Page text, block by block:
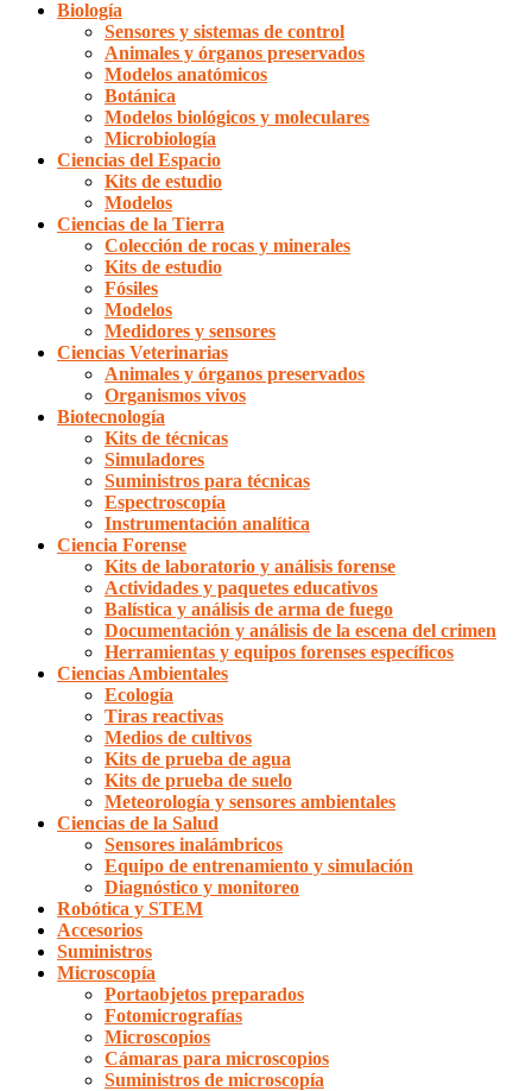
Biología
Sensores y sistemas de control
Animales y órganos preservados
Modelos anatómicos
Botánica
Modelos biológicos y moleculares
Microbiología
Ciencias del Espacio
Kits de estudio
Modelos
Ciencias de la Tierra
Colección de rocas y minerales
Kits de estudio
Fósiles
Modelos
Medidores y sensores
Ciencias Veterinarias
Animales y órganos preservados
Organismos vivos
Biotecnología
Kits de técnicas
Simuladores
Suministros para técnicas
Espectroscopía
Instrumentación analítica
Ciencia Forense
Kits de laboratorio y análisis forense
Actividades y paquetes educativos
Balística y análisis de arma de fuego
Documentación y análisis de la escena del crimen
Herramientas y equipos forenses específicos
Ciencias Ambientales
Ecología
Tiras reactivas
Medios de cultivos
Kits de prueba de agua
Kits de prueba de suelo
Meteorología y sensores ambientales
Ciencias de la Salud
Sensores inalámbricos
Equipo de entrenamiento y simulación
Diagnóstico y monitoreo
Robótica y STEM
Accesorios
Suministros
Microscopía
Portaobjetos preparados
Fotomicrografías
Microscopios
Cámaras para microscopios
Suministros de microscopía